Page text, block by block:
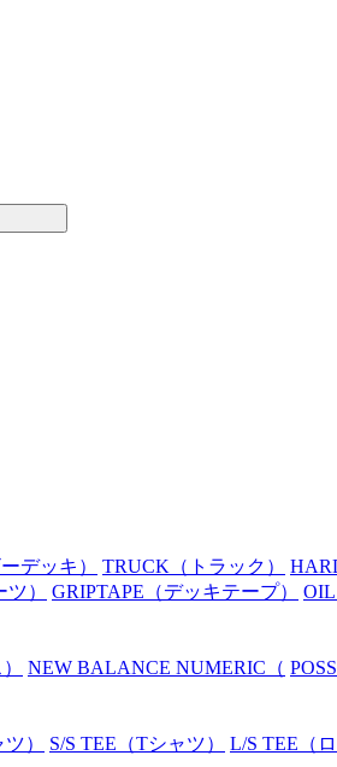
デッキ） TRUCK （トラック）
ツ） GRIPTAPE （デッキテープ） OIL
NEW BALANCE NUMERIC （
ツ） S/S TEE （Tシャツ） L/S TEE （